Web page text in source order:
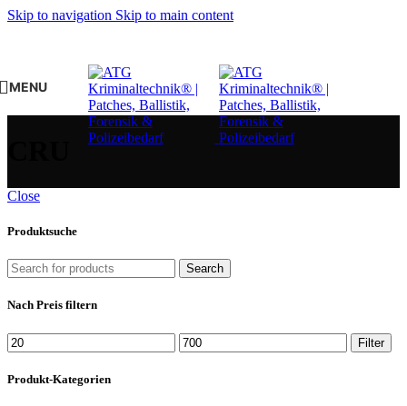
Skip to navigation Skip to main content
MENU
Close
Produktsuche
Search
Nach Preis filtern
Min.
Preis
Max.
Preis
Filter
Produkt-Kategorien